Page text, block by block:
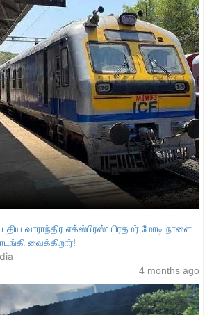
வாராந்திர எக்ஸ்பிரஸ்: பிரதமர் மோடி நாளை
வைக்கிறார்!
4 months ago